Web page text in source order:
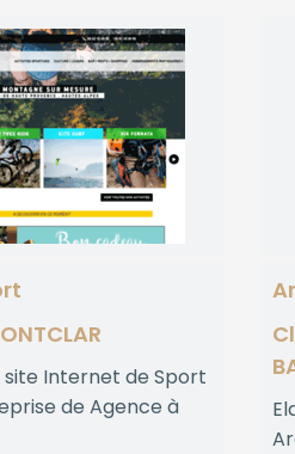
site Internet de Sport
de Agence à